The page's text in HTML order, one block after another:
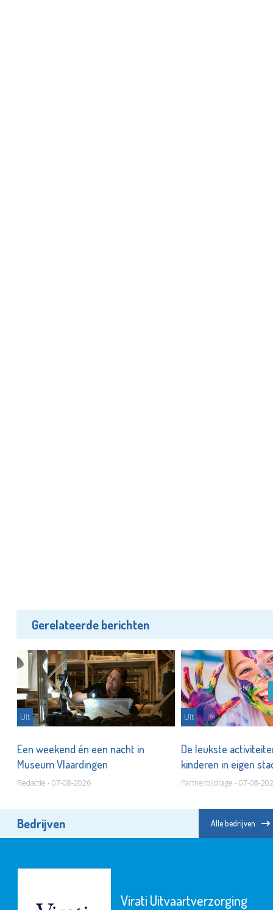
Gerelateerde berichten
Uit
Een weekend én een nacht in
Museum Vlaardingen
Redactie - 07-08-2026
Uit
De leukste
kinderen in eigen
Partnerbijdrage - 07-08-
Bedrijven Alle bedrijven
Virati Uitvaartverzorging